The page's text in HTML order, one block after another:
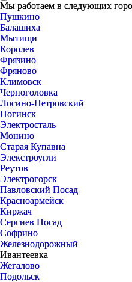
Мы работаем в следующих
Пушкино
Балашиха
Мытищи
Королев
Фрязино
Фряново
Климовск
Черноголовка
Лосино-Петровский
Ногинск
Электросталь
Монино
Старая Купавна
Элекстроугли
Реутов
Электрогорск
Павловский Посад
Красноармейск
Киржач
Сергиев Посад
Софрино
Железнодорожный
Ивантеевка
Жегалово
Подольск